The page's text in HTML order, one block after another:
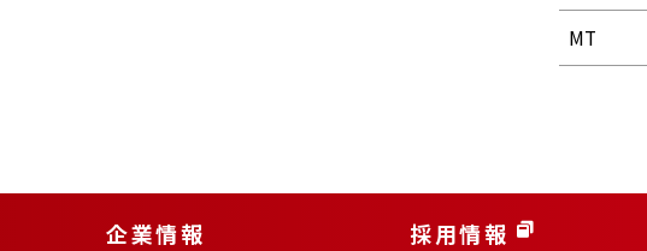
MT
企業情報 採用情報